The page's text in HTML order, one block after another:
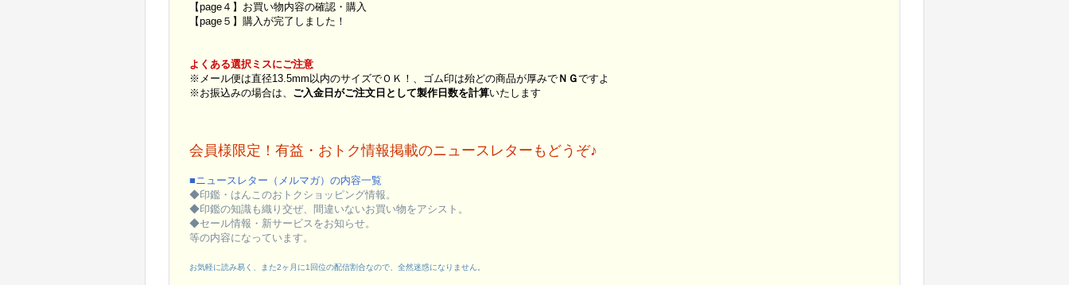
【page４】お買い物内容の確認・購入
【page５】購入が完了しました！
よくある選択ミスにご注意
※メール便は直径13.5mm以内のサイズでＯＫ！、ゴム印は殆どの商品が厚みで ＮＧですよ
※お振込みの場合は、 ご入金日がご注文日として製作日数を計算いたします
会員様限定！有益・おトク情報掲載のニュースレターもどうぞ♪
■ニュースレター（メルマガ）の内容一覧
◆印鑑・はんこのおトクショッピング情報。
◆印鑑の知識も織り交ぜ、間違いないお買い物をアシスト。
◆セール情報・新サービスをお知らせ。
等の内容になっています。
お気軽に読み易く、また2ヶ月に1回位の配信割合なので、全然迷惑になりません。